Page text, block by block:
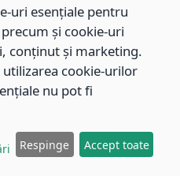
sau lucrări de interes
nr. 709/2020 privind
Organizare şi Funcţionare
Braşov.
uri esențiale pentru
și cookie-uri
conținut și marketing.
cookie-urilor
nu pot fi
Respinge Accept toate